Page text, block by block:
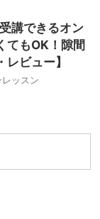
講できるオン
てもOK！隙間
ビュー】
ッスン